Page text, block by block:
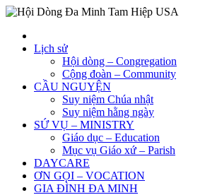
Lịch sử
Hội dòng – Congregation
Cộng đoàn – Community
CẦU NGUYỆN
Suy niệm Chúa nhật
Suy niệm hằng ngày
SỨ VỤ – MINISTRY
Giáo dục – Education
Mục vụ Giáo xứ – Parish
DAYCARE
ƠN GỌI – VOCATION
GIA ĐÌNH ĐA MINH